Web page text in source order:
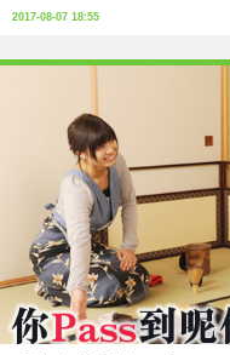
2017-08-07 18:55